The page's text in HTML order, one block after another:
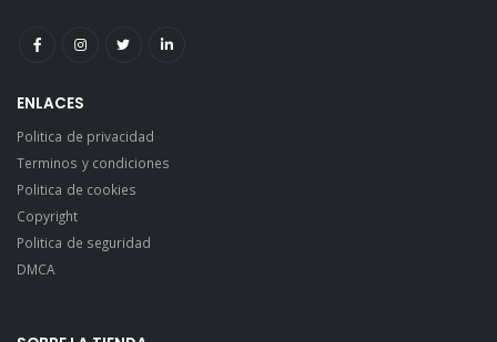
ENLACES
Politica de privacidad
Terminos y condiciones
Politica de cookies
Copyright
Politica de seguridad
DMCA